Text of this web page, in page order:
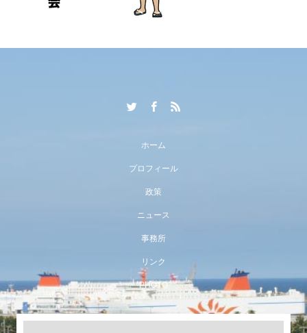
ホーム
プロフィール
政策
ニュース
事務所
リンク
PHOTO